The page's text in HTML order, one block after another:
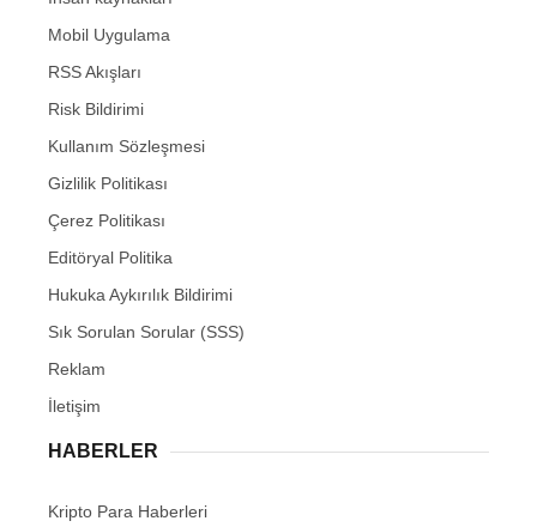
Mobil Uygulama
RSS Akışları
Risk Bildirimi
Kullanım Sözleşmesi
Gizlilik Politikası
Çerez Politikası
Editöryal Politika
Hukuka Aykırılık Bildirimi
Sık Sorulan Sorular (SSS)
Reklam
İletişim
HABERLER
Kripto Para Haberleri